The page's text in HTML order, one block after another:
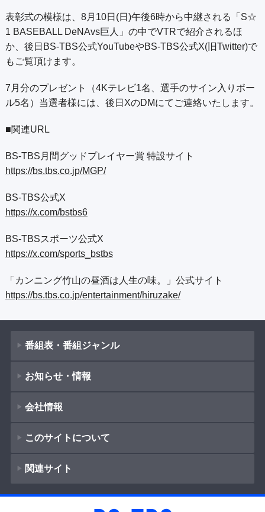
表彰式の模様は、8月10日(日)午後6時から中継される「S☆
1 BASEBALL DeNAvs巨人」の中でVTRで紹介されるほ
か、後日BS-TBS公式YouTubeやBS-TBS公式X(旧Twitter)で
もご覧頂けます。
7月分のプレゼント（4Kテレビ1名、選手のサイン入りボー
ル5名）当選者様には、後日XのDMにてご連絡いたします。
■関連URL
BS-TBS月間グッドプレイヤー賞 特設サイト
https://bs.tbs.co.jp/MGP/
BS-TBS公式X
https://x.com/bstbs6
BS-TBSスポーツ公式X
https://x.com/sports_bstbs
「カンニング竹山の昼酒は人生の味。」公式サイト
https://bs.tbs.co.jp/entertainment/hiruzake/
番組表・番組ジャンル
番組表
番組ジャンル
ドラマ
映画
お知らせ・情報
新着情報
お知らせ
イベント
ショッピング
会社情報
会社概要
（Company Information）
採用情報
このサイトについて
著作権とリンク
サイトポリシー
関連サイト